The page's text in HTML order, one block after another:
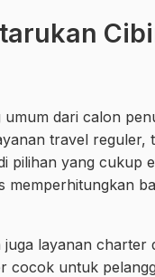
dari calon
travel reguler,
pilihan yang cukup
memperhitungkan
juga layanan
cocok untuk